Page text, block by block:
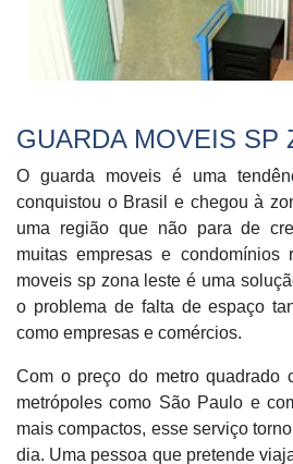
GUARDA MOVEIS SP
O guarda moveis é uma
conquistou o Brasil e chegou à
uma região que não para de
muitas empresas e condomínios
moveis sp zona leste é uma
o problema de falta de espaço
como empresas e comércios.
Com o preço do metro quadrado
metrópoles como São Paulo e
mais compactos, esse serviço
dia. Uma pessoa que pretende